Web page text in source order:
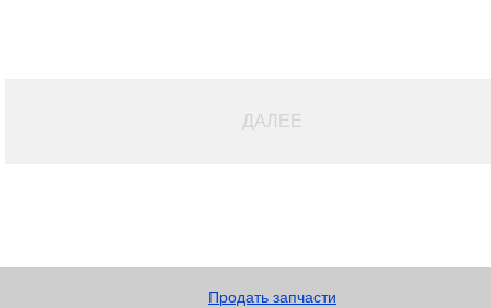
ДАЛЕЕ
Продать запчасти